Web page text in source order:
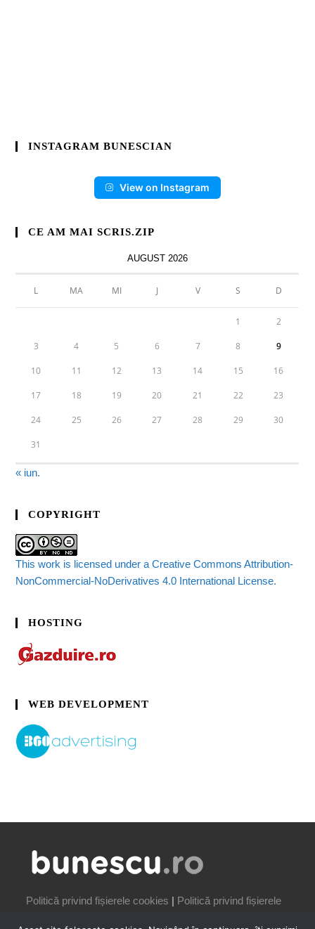
INSTAGRAM BUNESCIAN
View on Instagram
CE AM MAI SCRIS.ZIP
AUGUST 2026
L MA MI J V S D
1 2
3 4 5 6 7 8 9
10 11 12 13 14 15 16
17 18 19 20 21 22 23
24 25 26 27 28 29 30
31
« iun.
COPYRIGHT
This work is licensed under a Creative Commons Attribution-
NonCommercial-NoDerivatives 4.0 International License.
HOSTING
WEB DEVELOPMENT
Politică privind fișierele cookies | Politică privind fișierele